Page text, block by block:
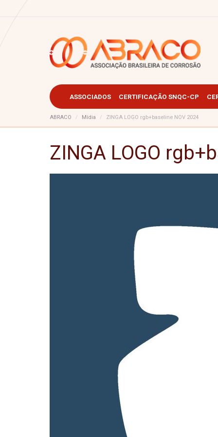
ASSOCIADOS CERTIFICAÇÃO SNQC-CP
ABRACO Mídia ZINGA LOGO rgb+baseline NOV 2024
ZINGA LOGO